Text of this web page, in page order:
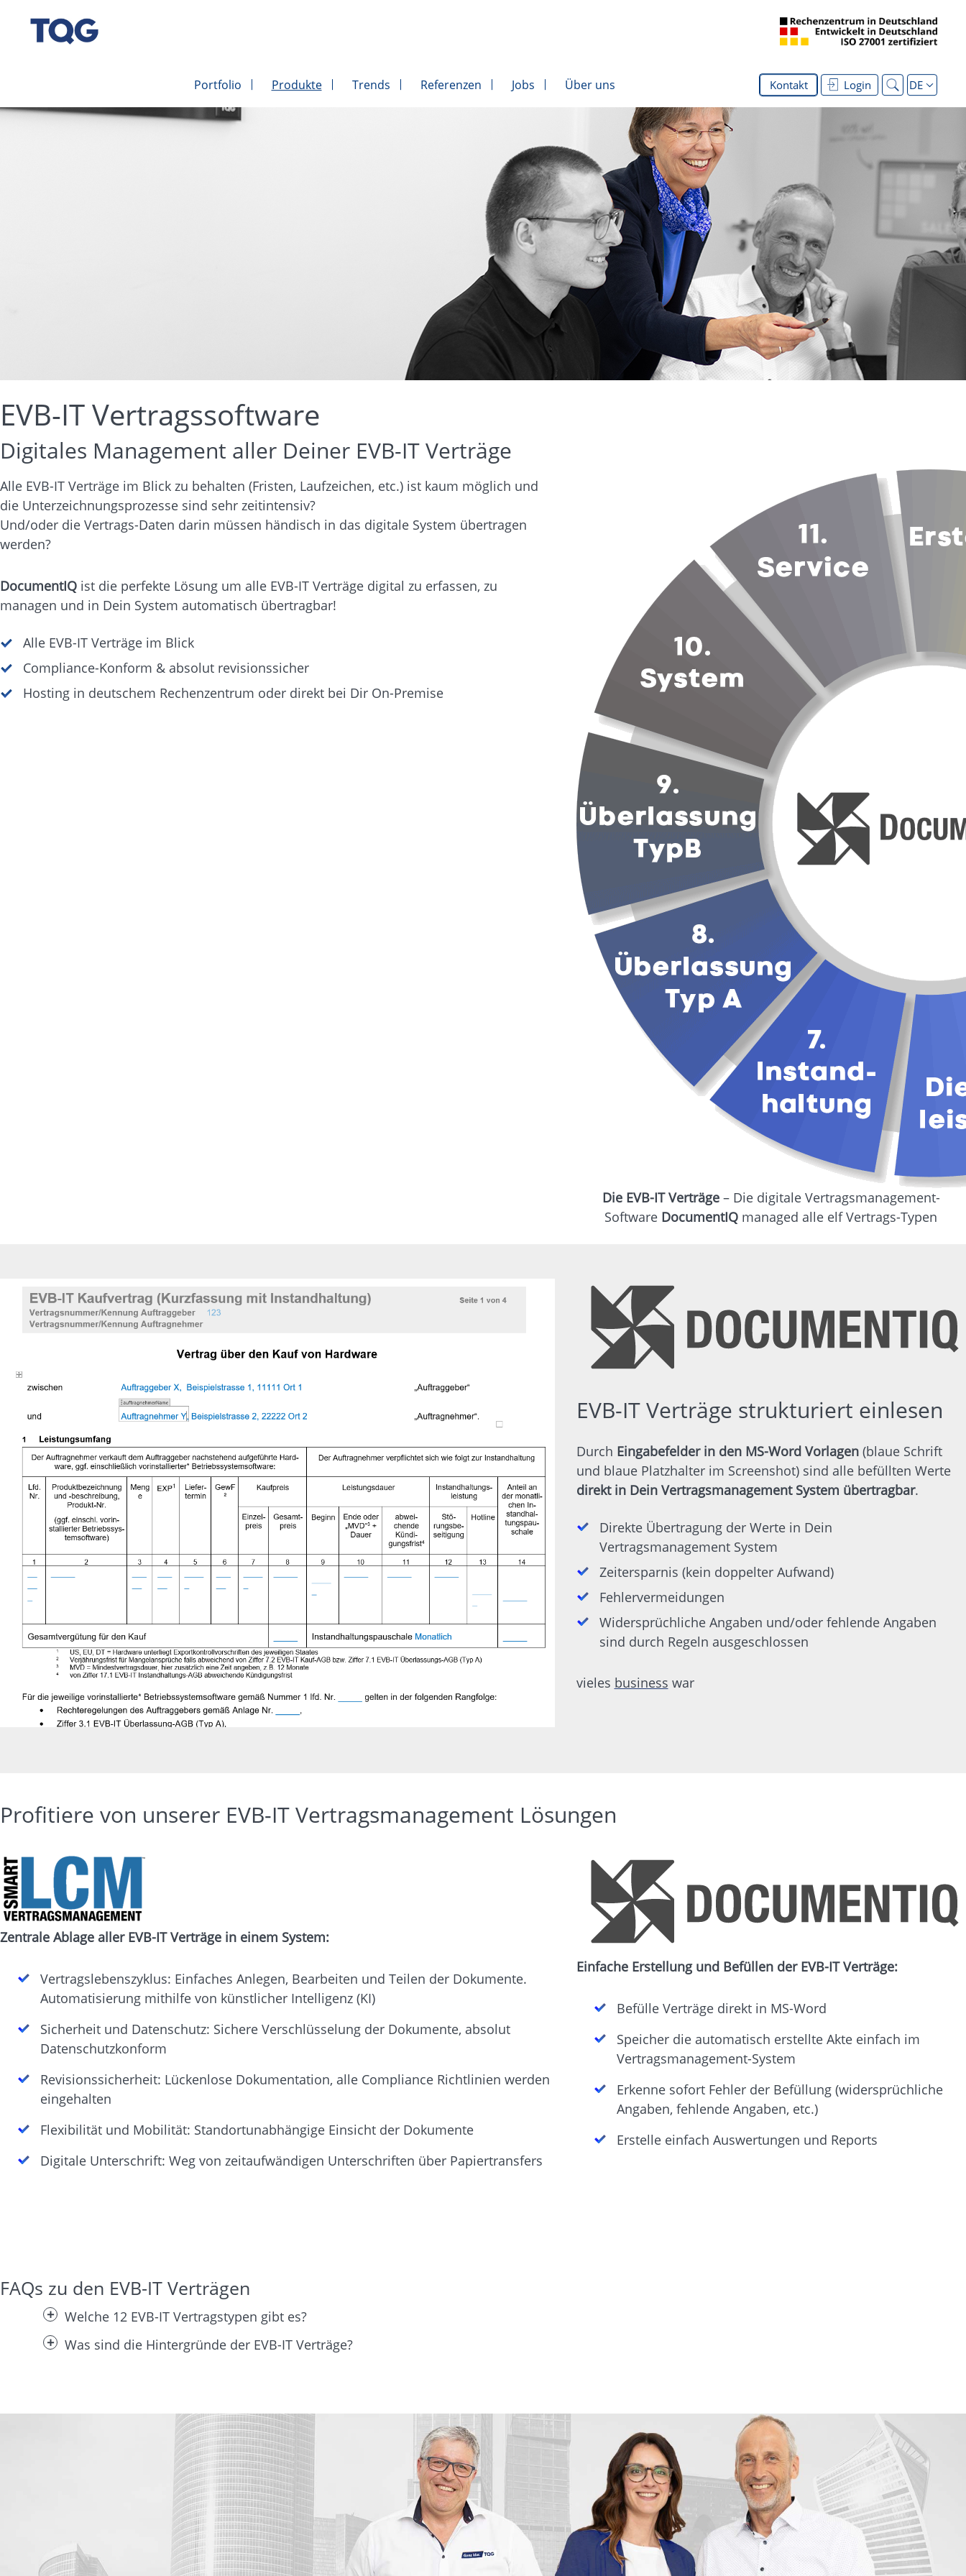
Kontakt Login DE
Portfolio Produkte Trends Referenzen Jobs Über uns
EVB-IT Vertragssoftware
Digitales Management aller Deiner EVB-IT Verträge
Alle EVB-IT Verträge im Blick zu behalten (Fristen, Laufzeichen, etc.) ist kaum möglich und
die Unterzeichnungsprozesse sind sehr zeitintensiv?
Und/oder die Vertrags-Daten darin müssen händisch in das digitale System übertragen
werden?
DocumentIQ ist die perfekte Lösung um alle EVB-IT Verträge digital zu erfassen, zu
managen und in Dein System automatisch übertragbar!
Alle EVB-IT Verträge im Blick
Compliance-Konform & absolut revisionssicher
Hosting in deutschem Rechenzentrum oder direkt bei Dir On-Premise
Die EVB-IT Verträge– Die digitale Vertragsmanagement-
Software DocumentIQ managed alle elf Vertrags-Typen
EVB-IT Verträge strukturiert einlesen
Durch Eingabefelder in den MS-Word Vorlagen(blaue Schrift
und blaue Platzhalter im Screenshot) sind alle befüllten Werte
direkt in Dein Vertragsmanagement System übertragbar.
Direkte Übertragung der Werte in Dein
Vertragsmanagement System
Zeitersparnis (kein doppelter Aufwand)
Fehlervermeidungen
Widersprüchliche Angaben und/oder fehlende Angaben
sind durch Regeln ausgeschlossen
vieles business war
Profitiere von unserer EVB-IT Vertragsmanagement Lösungen
Zentrale Ablage aller EVB-IT Verträge in einem System:
Vertragslebenszyklus: Einfaches Anlegen, Bearbeiten und Teilen der Dokumente.
Automatisierung mithilfe von künstlicher Intelligenz (KI)
Sicherheit und Datenschutz: Sichere Verschlüsselung der Dokumente, absolut
Datenschutzkonform
Revisionssicherheit: Lückenlose Dokumentation, alle Compliance Richtlinien werden
eingehalten
Flexibilität und Mobilität: Standortunabhängige Einsicht der Dokumente
Digitale Unterschrift: Weg von zeitaufwändigen Unterschriften über Papiertransfers
Einfache Erstellung und Befüllen der EVB-IT Verträge:
Befülle Verträge direkt in MS-Word
Speicher die automatisch erstellte Akte einfach im
Vertragsmanagement-System
Erkenne sofort Fehler der Befüllung (widersprüchliche
Angaben, fehlende Angaben, etc.)
Erstelle einfach Auswertungen und Reports
FAQs zu den EVB-IT Verträgen
Welche 12 EVB-IT Vertragstypen gibt es?
Was sind die Hintergründe der EVB-IT Verträge?